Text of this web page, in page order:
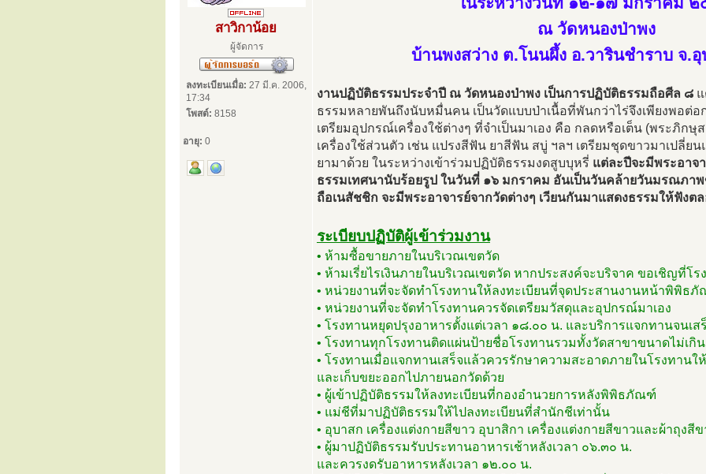
สาวิกาน้อย
ผู้จัดการ
ลงทะเบียนเมื่อ: 27 มี.ค. 2006,
17:34
โพสต์: 8158
อายุ: 0
ณ วัดหนองป่าพง
บ้านพงสว่าง ต.โนนผึ้ง อ.วารินชำราบ จ.
งานปฏิบัติธรรมประจำปี ณ วัดหนองป่าพง เป็นการปฏิบัติธรรมถือศีล ๘
ธรรมหลายพันถึงนับหมื่นคน เป็นวัดแบบป่าเนื้อที่พันกว่าไร่จึงเพียงพอต่
เตรียมอุปกรณ์เครื่องใช้ต่างๆ ที่จำเป็นมาเอง คือ กลดหรือเต็น (พระภิก
เครื่องใช้ส่วนตัว เช่น แปรงสีฟัน ยาสีฟัน สบู่ ฯลฯ เตรียมชุดขาวมาเปลี่ย
ยามาด้วย ในระหว่างเข้าร่วมปฏิบัติธรรมงดสูบบุหรี่ แต่ละปีจะมีพระอาจ
ธรรมเทศนานับร้อยรูป ในวันที่ ๑๖ มกราคม อันเป็นวันคล้ายวันมรณภา
ถือเนสัชชิก จะมีพระอาจารย์จากวัดต่างๆ เวียนกันมาแสดงธรรมให้ฟังต
ระเบียบปฏิบัติผู้เข้าร่วมงาน
• ห้ามซื้อขายภายในบริเวณเขตวัด
• ห้ามเรี่ยไรเงินภายในบริเวณเขตวัด หากประสงค์จะบริจาค ขอเชิญที่โร
• หน่วยงานที่จะจัดทำโรงทานให้ลงทะเบียนที่จุดประสานงานหน้าพิพิธ
• หน่วยงานที่จะจัดทำโรงทานควรจัดเตรียมวัสดุและอุปกรณ์มาเอง
• โรงทานหยุดปรุงอาหารตั้งแต่เวลา ๑๘.๐๐ น. และบริการแจกทานจนเ
• โรงทานทุกโรงทานติดแผ่นป้ายชื่อโรงทานรวมทั้งวัดสาขาขนาดไม่เกิน
• โรงทานเมื่อแจกทานเสร็จแล้วควรรักษาความสะอาดภายในโรงทานใ
และเก็บขยะออกไปภายนอกวัดด้วย
• ผู้เข้าปฏิบัติธรรมให้ลงทะเบียนที่กองอำนวยการหลังพิพิธภัณฑ์
• แม่ชีที่มาปฏิบัติธรรมให้ไปลงทะเบียนที่สำนักชีเท่านั้น
• อุบาสก เครื่องแต่งกายสีขาว อุบาสิกา เครื่องแต่งกายสีขาวและผ้าถุงสีข
• ผู้มาปฏิบัติธรรมรับประทานอาหารเช้าหลังเวลา ๐๖.๓๐ น.
และควรงดรับอาหารหลังเวลา ๑๒.๐๐ น.